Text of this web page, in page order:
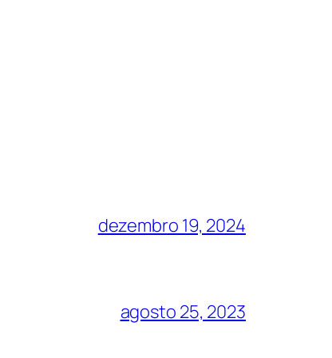
dezembro 19, 2024
agosto 25, 2023